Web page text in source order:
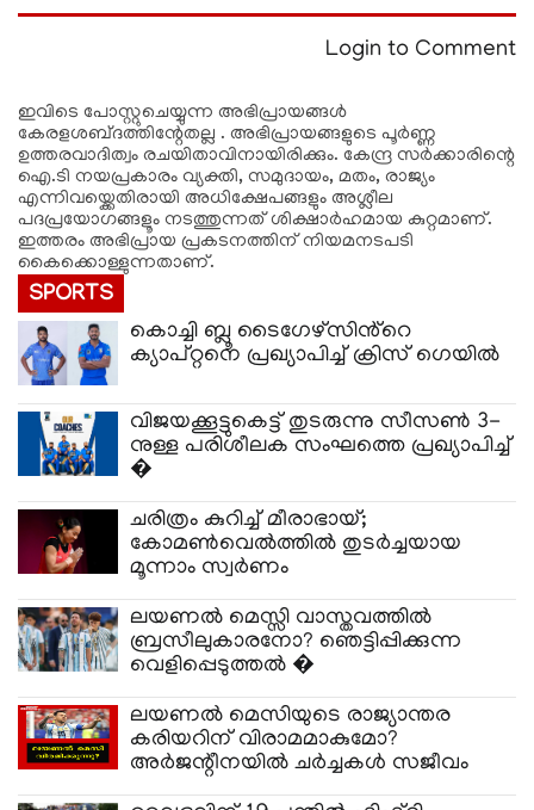
Login to Comment
ഇവിടെ പോസ്റ്റുചെയ്യുന്ന അഭിപ്രായങ്ങള്‍
കേരളശബ്‌ദത്തിന്റേതല്ല . അഭിപ്രായങ്ങളുടെ പൂര്‍ണ്ണ
ഉത്തരവാദിത്വം രചയിതാവിനായിരിക്കും. കേന്ദ്ര സർക്കാരിന്റെ
ഐ.ടി നയപ്രകാരം വ്യക്തി, സമുദായം, മതം, രാജ്യം
എന്നിവയ്ക്കെതിരായി അധിക്ഷേപങ്ങളും അശ്ലീല
പദപ്രയോഗങ്ങളൂം നടത്തുന്നത് ശിക്ഷാര്‍ഹമായ കുറ്റമാണ്.
ഇത്തരം അഭിപ്രായ പ്രകടനത്തിന് നിയമനടപടി
കൈക്കൊള്ളുന്നതാണ്.
SPORTS
കൊച്ചി ബ്ലൂ ടൈഗേഴ്സിൻ്റെ
ക്യാപ്റ്റനെ പ്രഖ്യാപിച്ച് ക്രിസ് ഗെയിൽ
വിജയക്കൂട്ടുകെട്ട് തുടരുന്നു സീസൺ 3-
നുള്ള പരിശീലക സംഘത്തെ പ്രഖ്യാപിച്ച്
�
ചരിത്രം കുറിച്ച് മീരാഭായ്;
കോമൺവെൽത്തിൽ തുടർച്ചയായ
മൂന്നാം സ്വർണം
ലയണൽ മെസ്സി വാസ്തവത്തിൽ
ബ്രസീലുകാരനോ? ഞെട്ടിപ്പിക്കുന്ന
വെളിപ്പെടുത്തൽ �
ലയണൽ മെസിയുടെ രാജ്യാന്തര
കരിയറിന് വിരാമമാകുമോ?
അർജന്റീനയിൽ ചർച്ചകൾ സജീവം